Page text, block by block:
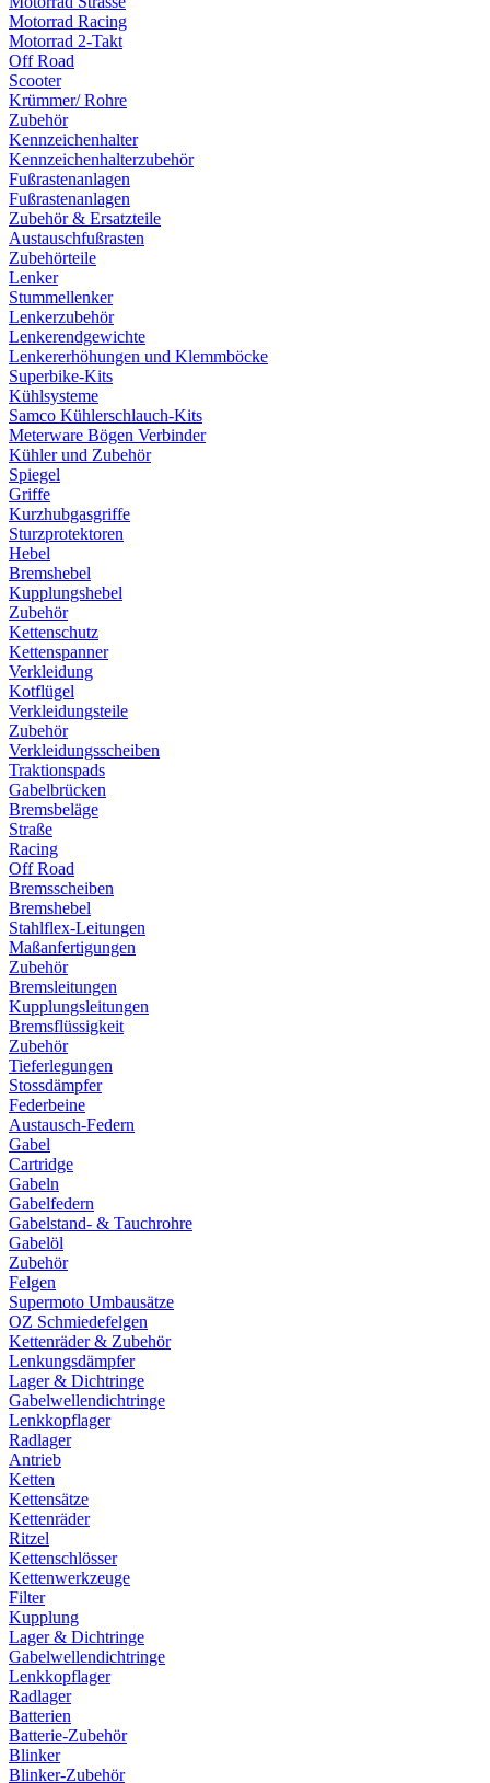
Motorrad Racing
Motorrad 2-Takt
Off Road
Scooter
Krümmer/ Rohre
Zubehör
Kennzeichenhalter
Kennzeichenhalterzubehör
Fußrastenanlagen
Fußrastenanlagen
Zubehör & Ersatzteile
Austauschfußrasten
Zubehörteile
Lenker
Stummellenker
Lenkerzubehör
Lenkerendgewichte
Lenkererhöhungen und Klemmböcke
Superbike-Kits
Kühlsysteme
Samco Kühlerschlauch-Kits
Meterware Bögen Verbinder
Kühler und Zubehör
Spiegel
Griffe
Kurzhubgasgriffe
Sturzprotektoren
Hebel
Bremshebel
Kupplungshebel
Zubehör
Kettenschutz
Kettenspanner
Verkleidung
Kotflügel
Verkleidungsteile
Zubehör
Verkleidungsscheiben
Traktionspads
Gabelbrücken
Bremsbeläge
Straße
Racing
Off Road
Bremsscheiben
Bremshebel
Stahlflex-Leitungen
Maßanfertigungen
Zubehör
Bremsleitungen
Kupplungsleitungen
Bremsflüssigkeit
Zubehör
Tieferlegungen
Stossdämpfer
Federbeine
Austausch-Federn
Gabel
Cartridge
Gabeln
Gabelfedern
Gabelstand- & Tauchrohre
Gabelöl
Zubehör
Felgen
Supermoto Umbausätze
OZ Schmiedefelgen
Kettenräder & Zubehör
Lenkungsdämpfer
Lager & Dichtringe
Gabelwellendichtringe
Lenkkopflager
Radlager
Antrieb
Ketten
Kettensätze
Kettenräder
Ritzel
Kettenschlösser
Kettenwerkzeuge
Filter
Kupplung
Lager & Dichtringe
Gabelwellendichtringe
Lenkkopflager
Radlager
Batterien
Batterie-Zubehör
Blinker
Blinker-Zubehör